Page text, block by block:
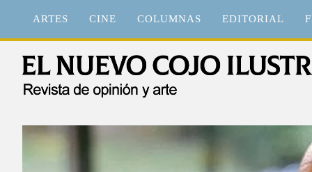
contenido
ARTES CINE COLUMNAS EDITORIAL